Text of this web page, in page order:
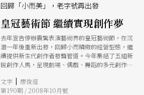
回歸「小而美」，老字號再出發
皇冠藝術節 繼續實現創作夢
去年宣告停辦震驚表演藝術界的皇冠藝術節，在沉
潛一年後重新出發，回歸小而精緻的經營型態，繼
續提供新生代創作者發聲管道。今年集結了五組新
銳創作人馬，呈現劇場、偶戲、舞蹈的多元創作新
文字 | 廖俊逞
第190期 / 2008年10月號